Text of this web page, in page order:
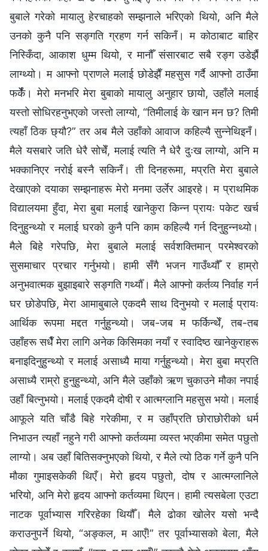
बुबाले गरेको मायालु हेरचाहको सम्झनाले भरिएको थियो, अनि मैले
उनको कुनै पनि सङ्‍गति ग्रहण गर्न सकिनँ। म कोठाबाट बाहिर
निस्किँदा, आकाश धुम्म थियो, र मानौँ संसारबाट सबै रङ्ग उडेझैँ
लाग्थ्यो। म आफ्नो प्राणले मलाई छोडेझैँ महसुस गर्दै आफ्नो ठाउँमा
फर्केँ। मेरो मनभरि मेरा बुबाको मायालु अनुहार छायो, उहाँले मलाई
यस्तो सोधिरहनुभएको जस्तो लाग्यो, “तिमीलाई के खान मन छ? तिमी
त्यहाँ ठिक छ्यौ?” तर अब मैले उहाँको आवाज कहिल्यै सुन्नेथिइनँ।
मैले यसबारे जति धेरै सोचेँ, मलाई त्यति नै धेरै दुःख लाग्यो, अनि म
भक्कानिएर नरोई बस्नै सकिनँ। ती दिनहरूमा, मप्रति मेरा बुबाले
देखाएको दयाका सम्झनाहरू मेरो मनमा उर्लेर आइरहे। म प्राथमिक
विद्यालयमा हुँदा, मेरा बुबा मलाई खानेकुरा किन्न प्रायः पकेट खर्च
दिनुहुन्थ्यो र मलाई घरको कुनै पनि काम कहिल्यै गर्न दिनुहुन्नथ्यो।
मैले बिहे गरेपछि, मेरा बुबाले मलाई सर्वशक्तिमान्‌ परमेश्‍वरको
सुसमाचार प्रचार गर्नुभयो। हामी सँगै भजन गाउँथ्यौँ र हाम्रो
अनुभवात्मक बुझाइबारे सङ्‍गति गर्थ्यौँ। मैले आफ्नो कर्तव्य निर्वाह गर्न
घर छोडेपछि, मेरा आमाबुबाले एकदमै साथ दिनुभयो र मलाई प्रायः
आर्थिक रूपमा मद्दत गर्नुहुन्थ्यो। जब-जब म फर्किन्थेँ, तब-तब
उहाँहरू सधैँ मेरा लागि अनेक किसिमका नयाँ र स्वादिष्ठ खानेकुराहरू
बनाइदिनुहुन्थ्यो र मलाई असाध्यै माया गर्नुहुन्थ्यो। मेरा बुबा मप्रति
असाध्यै राम्रो हुनुहुन्थ्यो, अनि मैले उहाँको ऋण चुकाउने मौका नपाई
उहाँ बित्नुभयो। मलाई एकदमै दोषी र आत्मग्लानि महसुस भयो। मलाई
आफूले यति चाँडै बिहे गरेकीमा, र म उहाँप्रति छोराछोरीको धर्म
निभाउन त्यहाँ नहुने गरी आफ्नो कर्तव्यमा व्यस्त भएकीमा समेत पछुतो
लाग्यो। अब उहाँ बितिसक्नुभएको थियो, र मैले त्यो ठिक गर्ने कुनै पनि
मौका गुमाइसकेकी थिएँ। मेरो हृदय पछुतो, दोष र आत्मग्लानिले
भरियो, अनि मेरो हृदय आफ्नो कर्तव्यमा थिएन। हामी त्यसबेला एउटा
नाटक पूर्वाभ्यास गरिरहेका थियौँ। मैले ढोका खोलेर यसो भन्दै
कराउनुपर्ने थियो, “अङ्कल, म आएँ!” तर पूर्वाभ्यासको बेला, मैले